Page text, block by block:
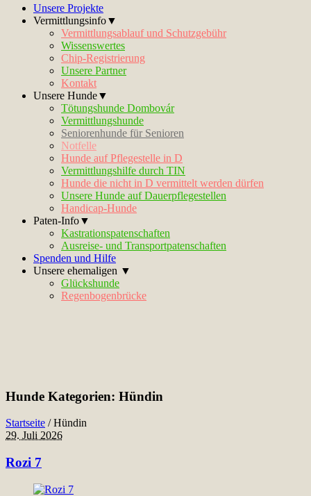
Unsere Projekte
Vermittlungsinfo▼
Vermittlungsablauf und Schutzgebühr
Wissenswertes
Chip-Registrierung
Unsere Partner
Kontakt
Unsere Hunde▼
Tötungshunde Dombovár
Vermittlungshunde
Seniorenhunde für Senioren
Notfelle
Hunde auf Pflegestelle in D
Vermittlungshilfe durch TIN
Hunde die nicht in D vermittelt werden dürfen
Unsere Hunde auf Dauerpflegestellen
Handicap-Hunde
Paten-Info▼
Kastrationspatenschaften
Ausreise- und Transportpatenschaften
Spenden und Hilfe
Unsere ehemaligen ▼
Glückshunde
Regenbogenbrücke
Hunde Kategorien: Hündin
Startseite /Hündin
29. Juli 2026
Rozi 7